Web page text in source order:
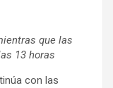
que las
13 horas
con las